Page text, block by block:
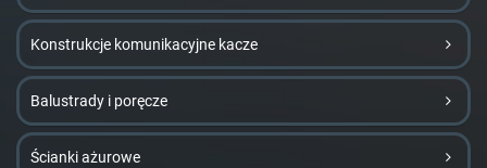
Konstrukcje komunikacyjne kacze
Balustrady i poręcze
Ścianki ażurowe